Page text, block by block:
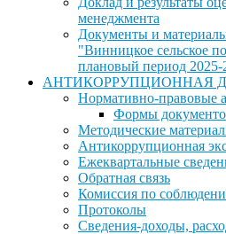
менеджмента
Документы и
"Винницкое сельское
плановый период 2025-
АНТИКОРРУПЦИОННАЯ
Нормативно-правовые
Формы
Методические
Антикоррупционная
Ежеквартальные
Обратная связь
Комиссия по
Протоколы
Сведения-доходы,